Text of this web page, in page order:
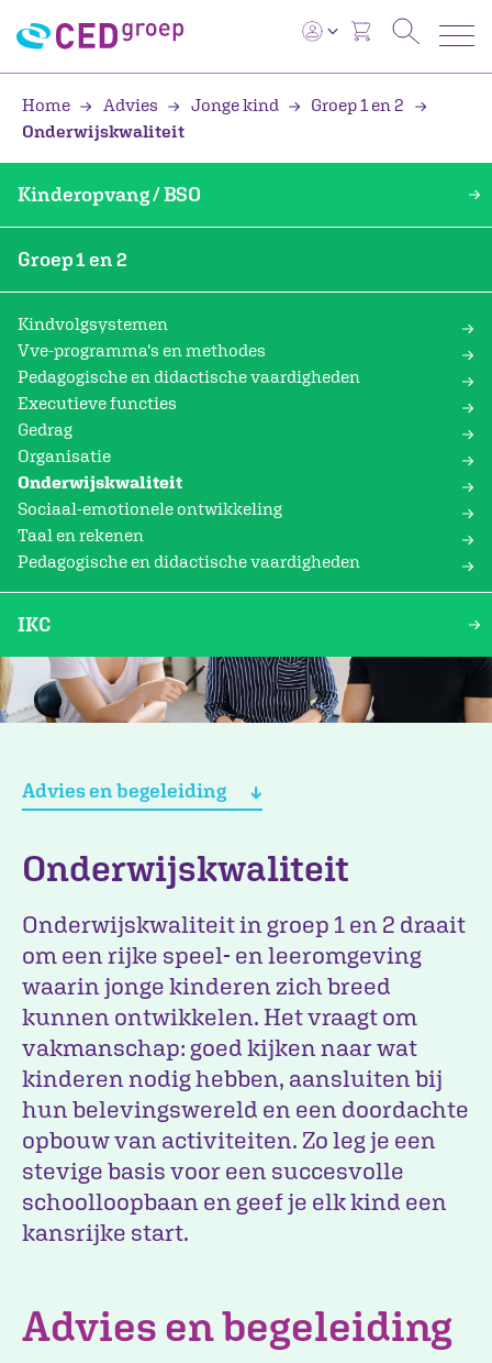
Home Advies Jonge kind
Groep 1 en 2
Onderwijskwaliteit
Kinderopvang / BSO
Groep 1 en 2
Kindvolgsystemen
Vve-programma's en methodes
Pedagogische en didactische vaardigheden
Executieve functies
Gedrag
Organisatie
Onderwijskwaliteit
Sociaal-emotionele ontwikkeling
Taal en rekenen
Pedagogische en didactische vaardigheden
IKC
Advies en begeleiding
Onderwijskwaliteit
Onderwijskwaliteit in groep 1 en 2 draait
om een rijke speel- en leeromgeving
waarin jonge kinderen zich breed
kunnen ontwikkelen. Het vraagt om
vakmanschap: goed kijken naar wat
kinderen nodig hebben, aansluiten bij
hun belevingswereld en een doordachte
opbouw van activiteiten. Zo leg je een
stevige basis voor een succesvolle
schoolloopbaan en geef je elk kind een
kansrijke start.
Advies en begeleiding